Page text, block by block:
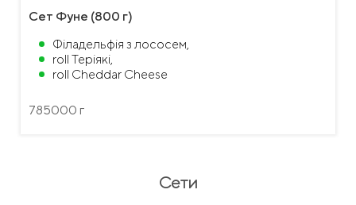
Сет Фуне (800 г)
Філадельфія з лососем,
roll Теріякі,
roll Cheddar Cheese
785000 г
Сети